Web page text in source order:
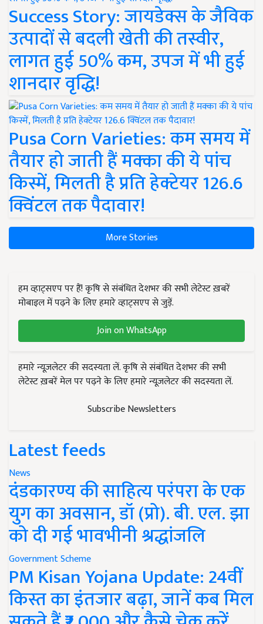
Success Story: जायडेक्स के जैविक
उत्पादों से बदली खेती की तस्वीर,
लागत हुई 50% कम, उपज में भी हुई
शानदार वृद्धि!
Pusa Corn Varieties: कम समय में
तैयार हो जाती हैं मक्का की ये पांच
किस्में, मिलती है प्रति हेक्टेयर 126.6
क्विंटल तक पैदावार!
More Stories
हम व्हाट्सएप पर हैं! कृषि से संबंधित देशभर की सभी लेटेस्ट ख़बरें
मोबाइल में पढ़ने के लिए हमारे व्हाट्सएप से जुड़ें.
Join on WhatsApp
हमारे न्यूज़लेटर की सदस्यता लें. कृषि से संबंधित देशभर की सभी
लेटेस्ट ख़बरें मेल पर पढ़ने के लिए हमारे न्यूज़लेटर की सदस्यता लें.
Subscribe Newsletters
Latest feeds
News
दंडकारण्य की साहित्य परंपरा के एक
युग का अवसान, डॉ (प्रो). बी. एल. झा
को दी गई भावभीनी श्रद्धांजलि
Government Scheme
PM Kisan Yojana Update: 24वीं
किस्त का इंतजार बढ़ा, जानें कब मिल